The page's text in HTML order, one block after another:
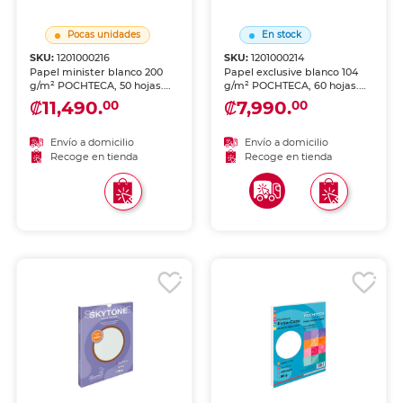
Pocas unidades
SKU:1201000216
Papel minister blanco 200
g/m² POCHTECA, 50 hojas.
Acabado premium para
correspondencia elegante,
invitaciones y documentos
formales de presentación
distinguida.
₡11,490.00
Envío a domicilio
Recoge en tienda
En stock
SKU: 1201000214
Papel exclusive blanco 104
g/m² POCHTECA, 60 hojas.
Acabado premium para
correspondencia elegante,
invitaciones y documentos
formales de presentación
distinguida.
₡7,990.00
Envío a domicilio
Recoge en tienda